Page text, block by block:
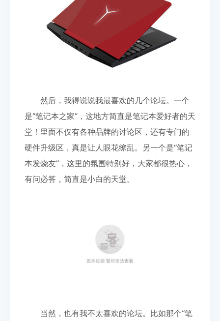
然后，我得说说我最喜欢的几个论坛。一个
是“笔记本之家”，这地方简直是笔记本爱好者的天
堂！里面不仅有各种品牌的讨论区，还有专门的
硬件升级区，真是让人眼花缭乱。另一个是“笔记
本发烧友”，这里的氛围特别好，大家都很热心，
有问必答，简直是小白的天堂。
当然，也有我不太喜欢的论坛。比如那个“笔